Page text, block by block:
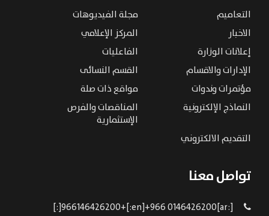
التعاميم
مجلة الفيديوهات
الاخبار
المركز الإعلامي
إعلانات الوزارة
الفاعليات
الإدارات والاقسام
القسم النسائى
مؤتمرات وندوات
مواقع ذات صلة
النماذج الإلكترونية
المناقصات والفرص
الإستثمارية
التقديم الالكتروني
تواصل معنا
[:ar]966146426200+[:en]+966 0146426200[:]